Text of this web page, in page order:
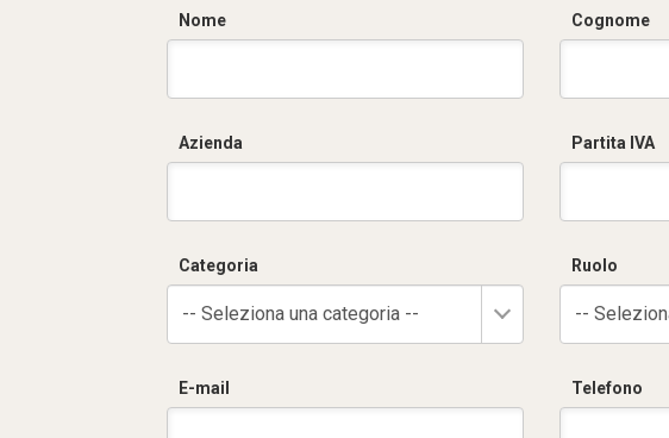
Nome Cognome
Azienda Partita IVA
Categoria
-- Seleziona una categoria --
Ruolo
--
E-mail Telefono